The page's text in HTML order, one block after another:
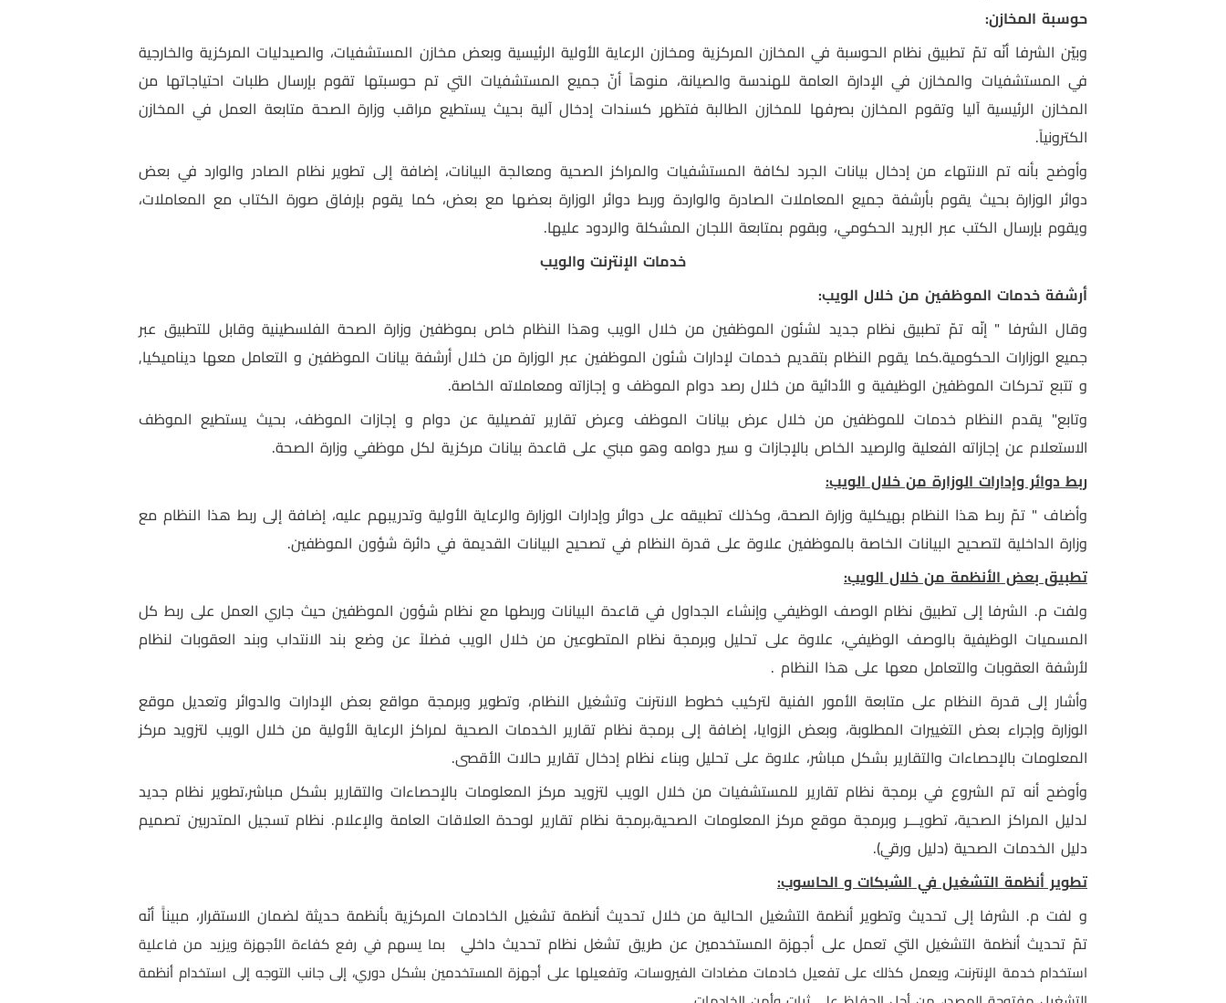
حوسبة المخازن:
وبيّن الشرفا أنّه تمّ تطبيق نظام الحوسبة في المخازن المركزية ومخازن الرعاية الأولية الرئيسية وبعض مخازن المستشفيات، والصيدليات المركزية والخارجية
في المستشفيات والمخازن في الإدارة العامة للهندسة والصيانة، منوهاً أنّ جميع المستشفيات التي تم حوسبتها تقوم بإرسال طلبات احتياجاتها من
المخازن الرئيسية آليا وتقوم المخازن بصرفها للمخازن الطالبة فتظهر كسندات إدخال آلية بحيث يستطيع مراقب وزارة الصحة متابعة العمل في المخازن
الكترونياً.
وأوضح بأنه تم الانتهاء من إدخال بيانات الجرد لكافة المستشفيات والمراكز الصحية ومعالجة البيانات، إضافة إلى تطوير نظام الصادر والوارد في بعض
دوائر الوزارة بحيث يقوم بأرشفة جميع المعاملات الصادرة والواردة وربط دوائر الوزارة بعضها مع بعض، كما يقوم بإرفاق صورة الكتاب مع المعاملات،
ويقوم بإرسال الكتب عبر البريد الحكومي، وبقوم بمتابعة اللجان المشكلة والردود عليها.
خدمات الإنترنت والويب
أرشفة خدمات الموظفين من خلال الويب:
وقال الشرفا " إنّه تمّ تطبيق نظام جديد لشئون الموظفين من خلال الويب وهذا النظام خاص بموظفين وزارة الصحة الفلسطينية وقابل للتطبيق عبر
جميع الوزارات الحكومية.كما يقوم النظام بتقديم خدمات لإدارات شئون الموظفين عبر الوزارة من خلال أرشفة بيانات الموظفين و التعامل معها ديناميكيا,
و تتبع تحركات الموظفين الوظيفية و الأدائية من خلال رصد دوام الموظف و إجازاته ومعاملاته الخاصة.
وتابع" يقدم النظام خدمات للموظفين من خلال عرض بيانات الموظف وعرض تقارير تفصيلية عن دوام و إجازات الموظف، بحيث يستطيع الموظف
الاستعلام عن إجازاته الفعلية والرصيد الخاص بالإجازات و سير دوامه وهو مبني على قاعدة بيانات مركزية لكل موظفي وزارة الصحة.
ربط دوائر وإدارات الوزارة من خلال الويب:
وأضاف " تمّ ربط هذا النظام بهيكلية وزارة الصحة، وكذلك تطبيقه على دوائر وإدارات الوزارة والرعاية الأولية وتدريبهم عليه، إضافة إلى ربط هذا النظام مع
وزارة الداخلية لتصحيح البيانات الخاصة بالموظفين علاوة على قدرة النظام في تصحيح البيانات القديمة في دائرة شؤون الموظفين.
تطبيق بعض الأنظمة من خلال الويب:
ولفت م. الشرفا إلى تطبيق نظام الوصف الوظيفي وإنشاء الجداول في قاعدة البيانات وربطها مع نظام شؤون الموظفين حيث جاري العمل على ربط كل
المسميات الوظيفية بالوصف الوظيفي، علاوة على تحليل وبرمجة نظام المتطوعين من خلال الويب فضلاً عن وضع بند الانتداب وبند العقوبات لنظام
لأرشفة العقوبات والتعامل معها على هذا النظام .
وأشار إلى قدرة النظام على متابعة الأمور الفنية لتركيب خطوط الانترنت وتشغيل النظام، وتطوير وبرمجة مواقع بعض الإدارات والدوائر وتعديل موقع
الوزارة وإجراء بعض التغييرات المطلوبة، وبعض الزوايا، إضافة إلى برمجة نظام تقارير الخدمات الصحية لمراكز الرعاية الأولية من خلال الويب لتزويد مركز
المعلومات بالإحصاءات والتقارير بشكل مباشر، علاوة على تحليل وبناء نظام إدخال تقارير حالات الأقصى.
وأوضح أنه تم الشروع في برمجة نظام تقارير للمستشفيات من خلال الويب لتزويد مركز المعلومات بالإحصاءات والتقارير بشكل مباشر،تطوير نظام جديد
لدليل المراكز الصحية، تطويـــر وبرمجة موقع مركز المعلومات الصحية،برمجة نظام تقارير لوحدة العلاقات العامة والإعلام. نظام تسجيل المتدربين تصميم
دليل الخدمات الصحية (دليل ورقي).
تطوير أنظمة التشغيل في الشبكات و الحاسوب:
و لفت م. الشرفا إلى تحديث وتطوير أنظمة التشغيل الحالية من خلال تحديث أنظمة تشغيل الخادمات المركزية بأنظمة حديثة لضمان الاستقرار، مبيناًَ أنّه
تمّ تحديث أنظمة التشغيل التي تعمل على أجهزة المستخدمين عن طريق تشغل نظام تحديث داخلي بما يسهم في رفع كفاءة الأجهزة ويزيد من فاعلية
استخدام خدمة الإنترنت، ويعمل كذلك على تفعيل خادمات مضادات الفيروسات، وتفعيلها على أجهزة المستخدمين بشكل دوري، إلى جانب التوجه إلى استخدام أنظمة